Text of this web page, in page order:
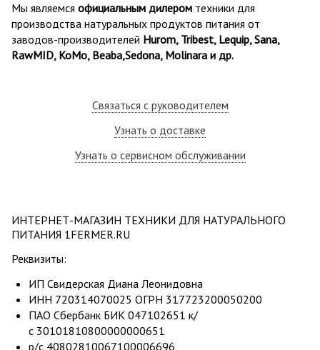
Мы являемся официальным дилером техники для
производства натуральных продуктов питания от
заводов-производителей Hurom, Tribest, Lequip, Sana,
RawMID, KoMo, Beaba,Sedona, Molinara и др.
Связаться с руководителем
Узнать о доставке
Узнать о сервисном обслуживании
ИНТЕРНЕТ-МАГАЗИН ТЕХНИКИ ДЛЯ НАТУРАЛЬНОГО
ПИТАНИЯ 1FERMER.RU
Реквизиты:
ИП Свидерская Диана Леонидовна
ИНН 720314070025 ОГРН 317723200050200
ПАО Сбербанк БИК 047102651 к/
с 30101810800000000651
р/с 40802810067100006696